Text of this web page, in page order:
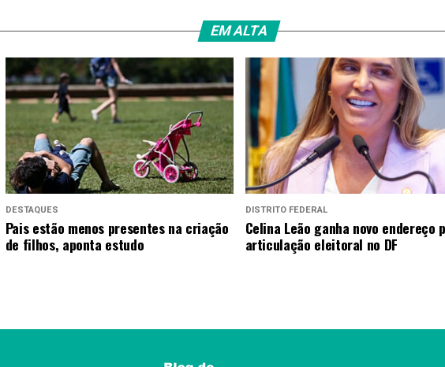
EM ALTA
DESTAQUES
Pais estão menos presentes na criação
de filhos, aponta estudo
DISTRITO FEDERAL
Celina Leão ganha novo endereço
articulação eleitoral no DF